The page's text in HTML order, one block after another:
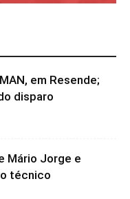
em Resende;
disparo
Mário Jorge e
técnico